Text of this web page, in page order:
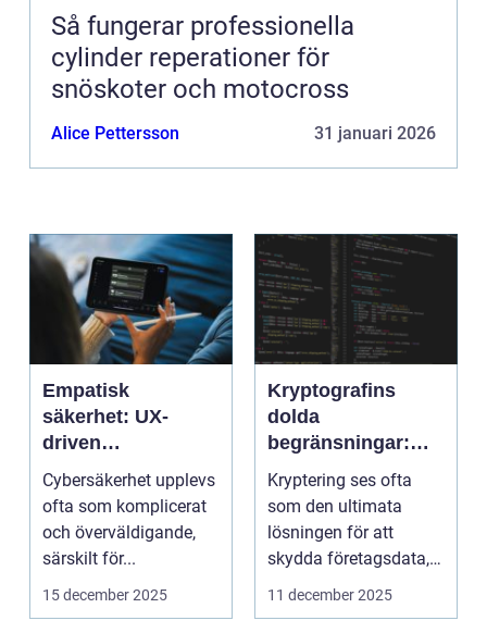
Så fungerar professionella
cylinder reperationer för
snöskoter och motocross
Alice Pettersson 31 januari 2026
Empatisk
säkerhet: UX-
driven
cybersäkerhet för
icke-tekniska
användare
Cybersäkerhet upplevs
ofta som komplicerat
och överväldigande,
särskilt för...
15 december 2025
Kryptografins
dolda
begränsningar:
När säker kod kan
missleda företag
Kryptering ses ofta
som den ultimata
lösningen för att
skydda företagsdata,
men verkl...
11 december 2025